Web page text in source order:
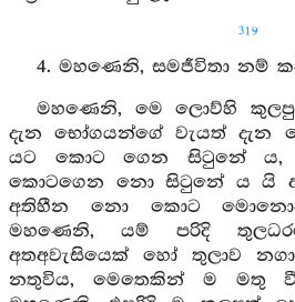
319
4. මහණෙනි, සමජීවිතා නම්
මහණෙනි, මෙ ලොව්හි
දැන භෝගයන්ගේ වැයත් දැන
යට කොට ගෙන සිටුනේ ය,
කොටගෙන නො සිටුනේ ය යි
අතිහීන නො කොට
මහණෙනි, යම් පරිදි
අතඅවැසියෙක් හෝ තුලාව
නතුවිය, මෙතෙකින් ම මතු වී